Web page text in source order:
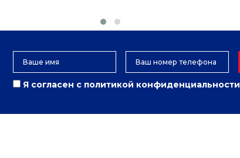
Я согласен с политикой конфиденциальности